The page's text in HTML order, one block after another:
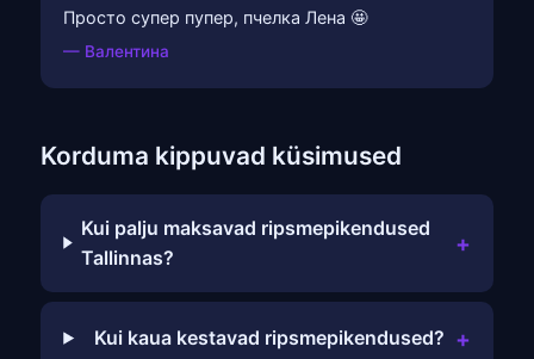
Просто супер пупер, пчелка Лена 🤩
— Валентина
Korduma kippuvad küsimused
Kui palju maksavad ripsmepikendused
Tallinnas?
+
Kui kaua kestavad ripsmepikendused? +